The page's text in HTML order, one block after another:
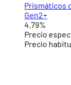
Prismáticos
Gen2+
4.79%
Precio
Precio